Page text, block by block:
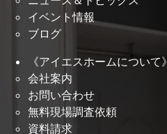
イベント情報
ブログ
《アイエスホームについて》
会社案内
お問い合わせ
無料現場調査依頼
資料請求